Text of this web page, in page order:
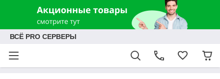
ВСЁ PRO СЕРВЕРЫ